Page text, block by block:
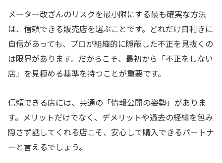
メーター改ざんのリスクを最小限にする最も確実な方法
は、信頼できる販売店を選ぶことです。どれだけ目利きに
自信があっても、プロが組織的に隠蔽した不正を見抜くの
は限界があります。だからこそ、最初から「不正をしない
店」を見極める基準を持つことが重要です。
信頼できる店には、共通の「情報公開の姿勢」がありま
す。メリットだけでなく、デメリットや過去の経緯を包み
隠さず話してくれる店こそ、安心して購入できるパートナ
ーと言えるでしょう。